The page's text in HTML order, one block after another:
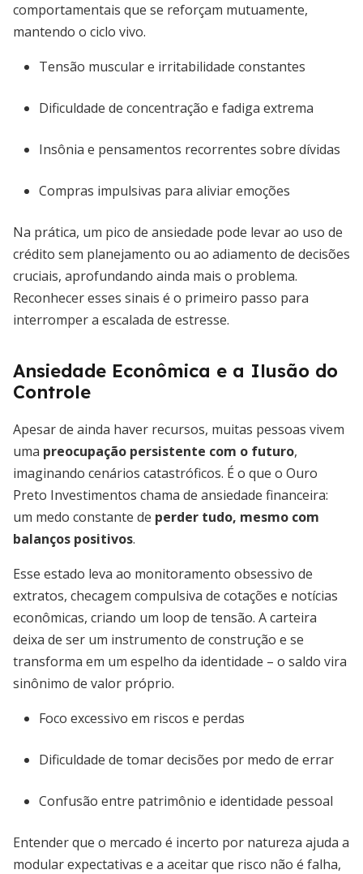
comportamentais que se reforçam mutuamente,
mantendo o ciclo vivo.
Tensão muscular e irritabilidade constantes
Dificuldade de concentração e fadiga extrema
Insônia e pensamentos recorrentes sobre dívidas
Compras impulsivas para aliviar emoções
Na prática, um pico de ansiedade pode levar ao uso de
crédito sem planejamento ou ao adiamento de decisões
cruciais, aprofundando ainda mais o problema.
Reconhecer esses sinais é o primeiro passo para
interromper a escalada de estresse.
Ansiedade Econômica e a Ilusão do
Controle
Apesar de ainda haver recursos, muitas pessoas vivem
uma preocupação persistente com o futuro,
imaginando cenários catastróficos. É o que o Ouro
Preto Investimentos chama de ansiedade financeira:
um medo constante de perder tudo, mesmo com
balanços positivos.
Esse estado leva ao monitoramento obsessivo de
extratos, checagem compulsiva de cotações e notícias
econômicas, criando um loop de tensão. A carteira
deixa de ser um instrumento de construção e se
transforma em um espelho da identidade – o saldo vira
sinônimo de valor próprio.
Foco excessivo em riscos e perdas
Dificuldade de tomar decisões por medo de errar
Confusão entre patrimônio e identidade pessoal
Entender que o mercado é incerto por natureza ajuda a
modular expectativas e a aceitar que risco não é falha,